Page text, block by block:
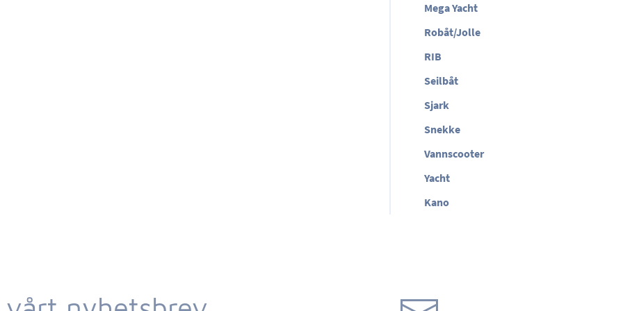
Mega Yacht
Robåt/Jolle
RIB
Seilbåt
Sjark
Snekke
Vannscooter
Yacht
Kano